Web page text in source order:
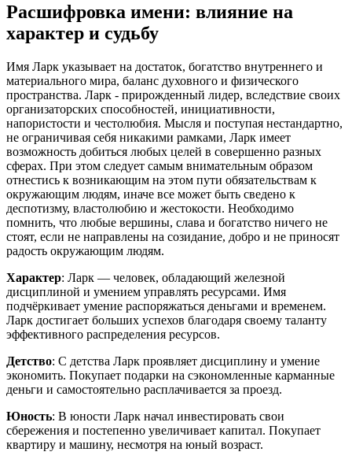
Расшифровка имени: влияние на
характер и судьбу
Имя Ларк указывает на достаток, богатство внутреннего и
материального мира, баланс духовного и физического
пространства. Ларк - прирожденный лидер, вследствие своих
организаторских способностей, инициативности,
напористости и честолюбия. Мысля и поступая нестандартно,
не ограничивая себя никакими рамками, Ларк имеет
возможность добиться любых целей в совершенно разных
сферах. При этом следует самым внимательным образом
отнестись к возникающим на этом пути обязательствам к
окружающим людям, иначе все может быть сведено к
деспотизму, властолюбию и жестокости. Необходимо
помнить, что любые вершины, слава и богатство ничего не
стоят, если не направлены на созидание, добро и не приносят
радость окружающим людям.
Характер: Ларк — человек, обладающий железной
дисциплиной и умением управлять ресурсами. Имя
подчёркивает умение распоряжаться деньгами и временем.
Ларк достигает больших успехов благодаря своему таланту
эффективного распределения ресурсов.
Детство: С детства Ларк проявляет дисциплину и умение
экономить. Покупает подарки на сэкономленные карманные
деньги и самостоятельно расплачивается за проезд.
Юность: В юности Ларк начал инвестировать свои
сбережения и постепенно увеличивает капитал. Покупает
квартиру и машину, несмотря на юный возраст.